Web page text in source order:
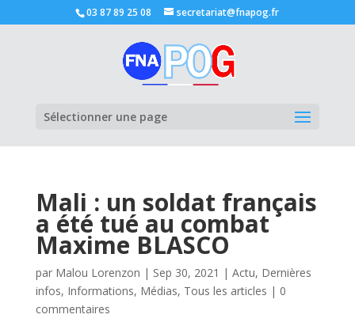
03 87 89 25 08 secretariat@fnapog.fr
Sélectionner une page
Mali : un soldat français
a été tué au combat
Maxime BLASCO
par Malou Lorenzon | Sep 30, 2021 | Actu, Dernières
infos, Informations, Médias, Tous les articles | 0
commentaires